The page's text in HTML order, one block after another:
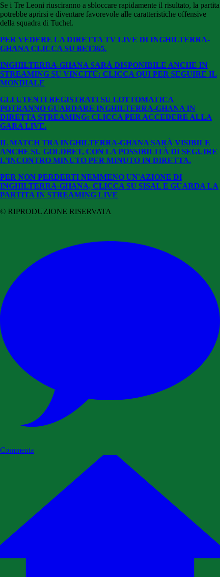
Se i Tre Leoni riusciranno a sbloccare rapidamente il risultato, la partita
potrebbe aprirsi e diventare favorevole alle caratteristiche offensive
della squadra di Tuchel.
PER VEDERE LA DIRETTA TV LIVE DI INGHILTERRA-
GHANA CLICCA SU BET365.
INGHILTERRA-GHANA SARÀ DISPONIBILE ANCHE IN
STREAMING SU VINCITÙ: CLICCA QUI PER SEGUIRE IL
MONDIALE
GLI UTENTI REGISTRATI SU LOTTOMATICA
POTRANNO GUARDARE INGHILTERRA-GHANA IN
DIRETTA STREAMING: CLICCA PER ACCEDERE ALLA
GARA LIVE.
IL MATCH TRA INGHILTERRA-GHANA SARÀ VISIBILE
ANCHE SU GOLDBET, CON LA POSSIBILITÀ DI SEGUIRE
L'INCONTRO MINUTO PER MINUTO IN DIRETTA.
PER NON PERDERTI NEMMENO UN'AZIONE DI
INGHILTERRA-GHANA, CLICCA SU SISAL E GUARDA LA
PARTITA IN STREAMING LIVE
© RIPRODUZIONE RISERVATA
Commenta